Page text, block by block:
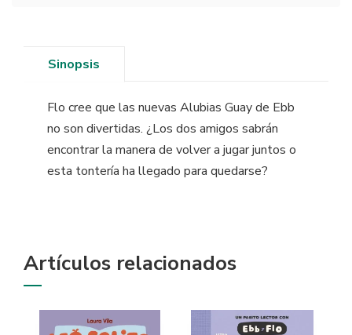
Sinopsis
Flo cree que las nuevas Alubias Guay de Ebb
no son divertidas. ¿Los dos amigos sabrán
encontrar la manera de volver a jugar juntos o
esta tontería ha llegado para quedarse?
Artículos relacionados